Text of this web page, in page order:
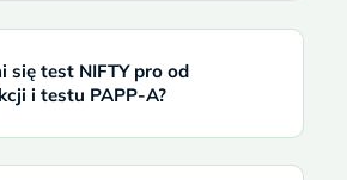
się test NIFTY pro od
i testu PAPP-A?